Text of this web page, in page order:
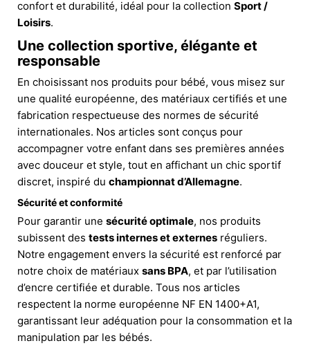
confort et durabilité, idéal pour la collection Sport /
Loisirs.
Une collection sportive, élégante et
responsable
En choisissant nos produits pour bébé, vous misez sur
une qualité européenne, des matériaux certifiés et une
fabrication respectueuse des normes de sécurité
internationales. Nos articles sont conçus pour
accompagner votre enfant dans ses premières années
avec douceur et style, tout en affichant un chic sportif
discret, inspiré du championnat d’Allemagne.
Sécurité et conformité
Pour garantir une sécurité optimale, nos produits
subissent des tests internes et externes réguliers.
Notre engagement envers la sécurité est renforcé par
notre choix de matériaux sans BPA, et par l’utilisation
d’encre certifiée et durable. Tous nos articles
respectent la norme européenne NF EN 1400+A1,
garantissant leur adéquation pour la consommation et la
manipulation par les bébés.